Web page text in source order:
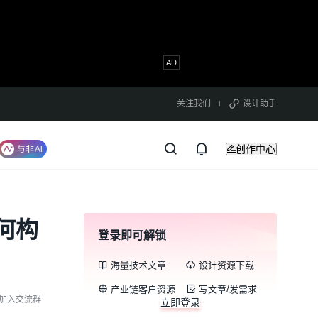
关注我们 设计助手
创作中心
构
入交流群
登录即可解锁
海量技术文章 设计资源下载
产业链客户资源 写文章/发需求
立即登录